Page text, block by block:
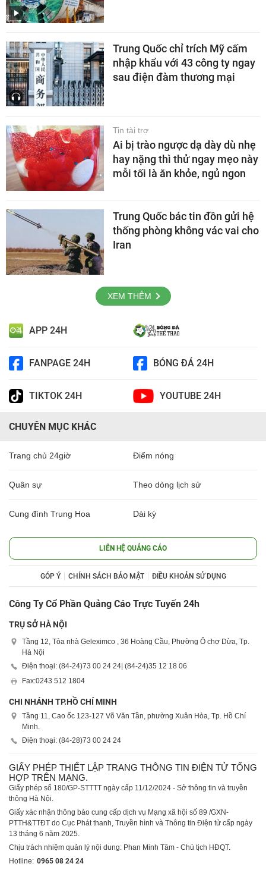
Trung Quốc chỉ trích Mỹ cấm
nhập khẩu với 43 công ty ngay
sau điện đàm thương mại
Tin tài trợ
Ai bị trào ngược dạ dày dù nhẹ
hay nặng thì thử ngay mẹo này
mỗi tối là ăn khỏe, ngủ ngon
Trung Quốc bác tin đồn gửi hệ
thống phòng không vác vai cho
Iran
XEM THÊM
APP 24H
FANPAGE 24H BÓNG ĐÁ 24H
TIKTOK 24H YOUTUBE 24H
CHUYÊN MỤC KHÁC
Trang chủ 24giờ Điểm nóng
Quân sự Theo dòng lịch sử
Cung đình Trung Hoa Dài kỳ
LIÊN HỆ QUẢNG CÁO
GÓP Ý CHÍNH SÁCH BẢO MẬT ĐIỀU KHOẢN SỬ DỤNG
Công Ty Cổ Phần Quảng Cáo Trực Tuyến 24h
TRỤ SỞ HÀ NỘI
Tầng 12, Tòa nhà Geleximco , 36 Hoàng Cầu, Phường Ô chợ Dừa, Tp.
Hà Nội
Điện thoại: (84-24)73 00 24 24| (84-24)35 12 18 06
Fax:0243 512 1804
CHI NHÁNH TP.HỒ CHÍ MINH
Tầng 11, Cao ốc 123-127 Võ Văn Tần, phường Xuân Hòa, Tp. Hồ Chí
Minh.
Điện thoại: (84-28)73 00 24 24
GIẤY PHÉP THIẾT LẬP TRANG THÔNG TIN ĐIỆN TỬ TỔNG
HỢP TRÊN MẠNG.
Giấy phép số 180/GP-STTTT ngày cấp 11/12/2024 - Sở thông tin và truyền
thông Hà Nội.
Giấy xác nhận thông báo cung cấp dịch vụ Mạng xã hội số 89 /GXN-
PTTH&TTĐT do Cục Phát thanh, Truyền hình và Thông tin Điện tử cấp ngày
13 tháng 6 năm 2025.
Chịu trách nhiệm quản lý nội dung: Phan Minh Tâm - Chủ tịch HĐQT.
Hotline: 0965 08 24 24